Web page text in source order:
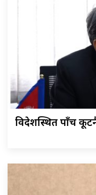
विदेशस्थित पाँच